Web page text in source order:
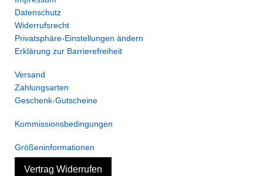
Datenschutz
Widerrufsrecht
Privatsphäre-Einstellungen ändern
Erklärung zur Barrierefreiheit
Versand
Zahlungsarten
Geschenk-Gutscheine
Kommissionsbedingungen
Größeninformationen
Vertrag Widerrufen